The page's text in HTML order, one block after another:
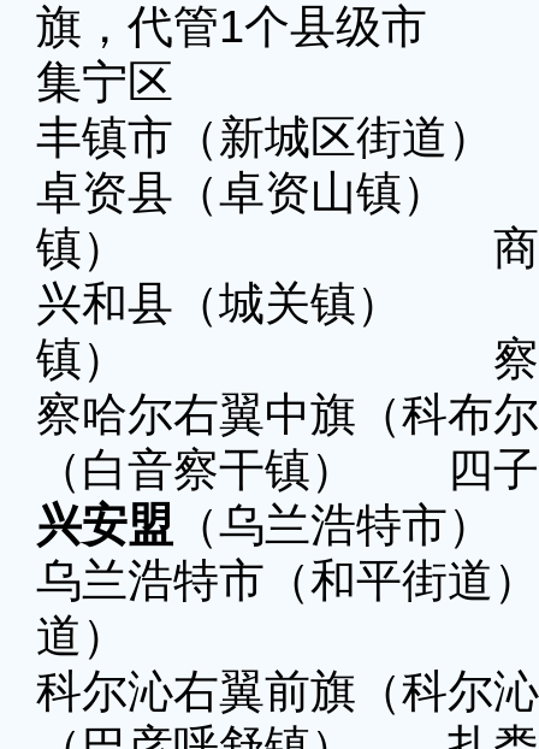
旗，代管1个县级市
集宁区
丰镇市（新城区街道）
卓资县（卓资山
镇） 商都县
兴和县（城关
镇） 察哈尔右
察哈尔右翼中旗（科
（白音察干镇） 四子
兴安盟 （乌兰浩特市）
乌兰浩特市（和平
道）
科尔沁右翼前旗（科